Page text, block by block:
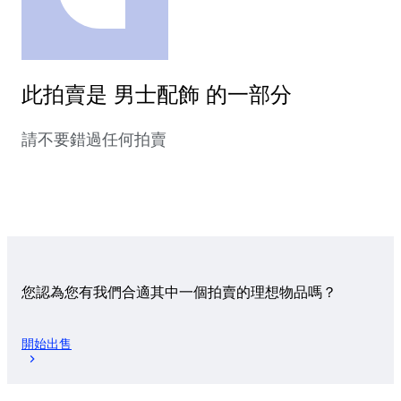
此拍賣是 男士配飾 的一部分
請不要錯過任何拍賣
您認為您有我們合適其中一個拍賣的理想物品嗎？
開始出售